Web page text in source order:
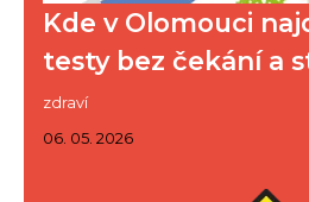
Kde v Olomouci
testy bez čekání a
zdraví
06. 05. 2026